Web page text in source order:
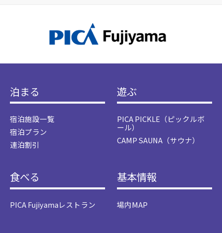
泊まる
宿泊施設一覧
宿泊プラン
連泊割引
遊ぶ
PICA PICKLE（ピックルボ
ール）
CAMP SAUNA（サウナ）
食べる
PICA Fujiyamaレストラン
基本情報
場内MAP